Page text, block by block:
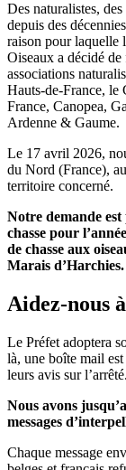
Des naturalistes,
depuis des
raison pour laquelle
Oiseaux a décidé
associations
Hauts-de-France, le
France, Canopea,
Ardenne & Gaume.
Le 17 avril 2026,
du Nord (France),
territoire concerné.
Notre demande
chasse pour
de chasse aux
Marais d’Harchies.
Aidez-nous
Le Préfet adoptera
là, une boîte mail
leurs avis sur
Nous avons
messages
Chaque message